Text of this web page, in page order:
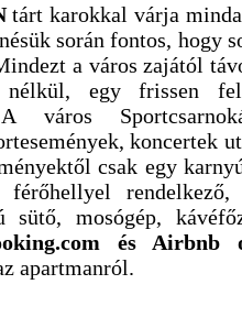
tárt karokkal várja
során fontos, hogy
a város zajától
nélkül, egy frissen
város
koncertek
csak egy
rendelkező,
sütő, mosógép,
és Airbnb
apartmanról.